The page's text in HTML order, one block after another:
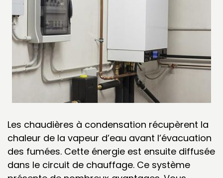
Les chaudières à condensation récupèrent la
chaleur de la vapeur d’eau avant l’évacuation
des fumées. Cette énergie est ensuite diffusée
dans le circuit de chauffage. Ce système